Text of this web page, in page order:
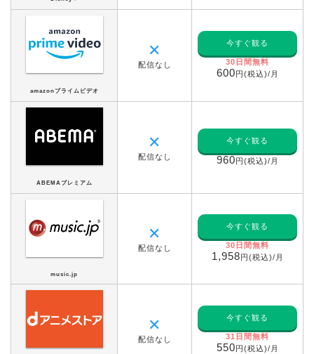
amazonプライムビデオ
✕
配信なし
今すぐ観る
30日間無料
600円(税込)/月
ABEMAプレミアム
✕
配信なし
今すぐ観る
960円(税込)/月
music.jp
✕
配信なし
今すぐ観る
30日間無料
1,958円(税込)/月
✕
配信なし
今すぐ観る
31日間無料
550円(税込)/月